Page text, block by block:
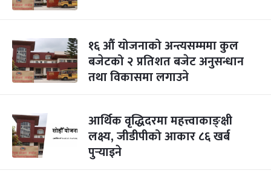
१६ औं योजनाको अन्त्यसम्ममा कुल
बजेटको २ प्रतिशत बजेट अनुसन्धान
तथा विकासमा लगाउने
आर्थिक वृद्धिदरमा महत्त्वाकाङ्‍क्षी
लक्ष्य, जीडीपीको आकार ८६ खर्ब
पुर्‍याइने